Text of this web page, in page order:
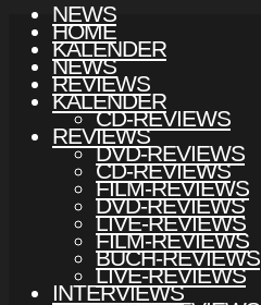
NEWS
KALENDER
REVIEWS
CD-REVIEWS
DVD-REVIEWS
FILM-REVIEWS
LIVE-REVIEWS
BUCH-REVIEWS
INTERVIEWS
HOME
NEWS
KALENDER
REVIEWS
CD-REVIEWS
DVD-REVIEWS
FILM-REVIEWS
LIVE-REVIEWS